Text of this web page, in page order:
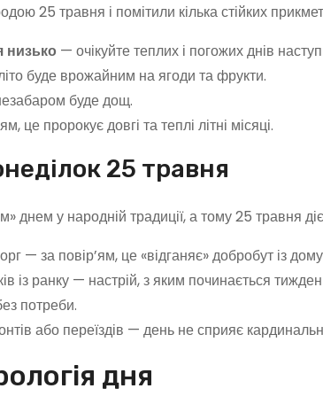
25 травня і помітили кілька стійких
низько — очікуйте теплих і погожих днів
буде врожайним на ягоди та фрукти.
буде дощ.
це пророкує довгі та теплі літні місяці.
25 травня
днем у народній традиції, а тому 25 травня
— за повір’ям, це «відганяє» добробут із
із ранку — настрій, з яким починається
потреби.
або переїздів — день не сприяє
дня